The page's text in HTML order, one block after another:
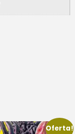
Oferta!